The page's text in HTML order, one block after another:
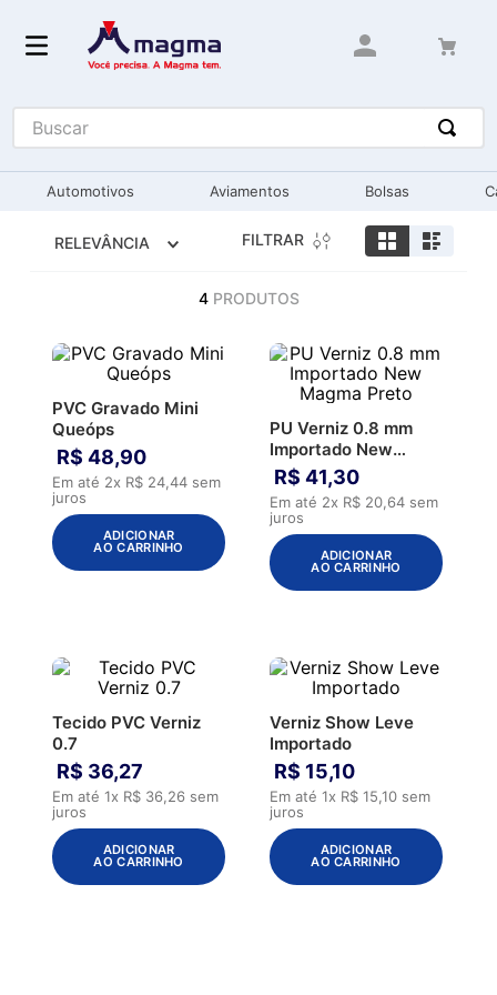
Buscar
Automotivos Aviamentos Bolsas
RELEVÂNCIA FILTRAR
4 PRODUTOS
PVC Gravado Mini
Queóps
R$ 48,90
Em até 2x R$ 24,44 sem
juros
ADICIONAR
AO CARRINHO
PU Verniz 0.8 mm
Importado New
Magma Preto
R$ 41,30
Em até 2x R$ 20,64 sem
juros
ADICIONAR
AO CARRINHO
Tecido PVC Verniz
0.7
R$ 36,27
Em até1x R$ 36,26 sem
juros
ADICIONAR
AO CARRINHO
Verniz Show Leve
Importado
R$ 15,10
Em até 1x R$ 15,10 sem
juros
ADICIONAR
AO CARRINHO